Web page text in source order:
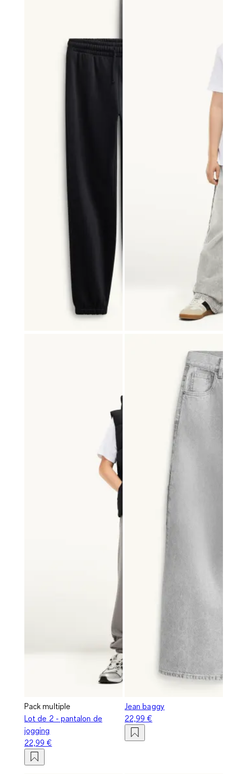
Pack multiple
Lot de 2 - pantalon de
jogging
22,99 €
Jean baggy
22,99 €